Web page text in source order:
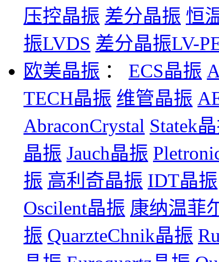
压控晶振 差分晶振 恒
振LVDS 差分晶振LV-
欧美晶振 ： ECS晶振
TECH晶振 维管晶振
AbraconCrystal Statek
晶振 Jauch晶振
振 高利奇晶振 IDT晶振
Oscilent晶振 康纳温菲
振 QuarzteChnik晶振